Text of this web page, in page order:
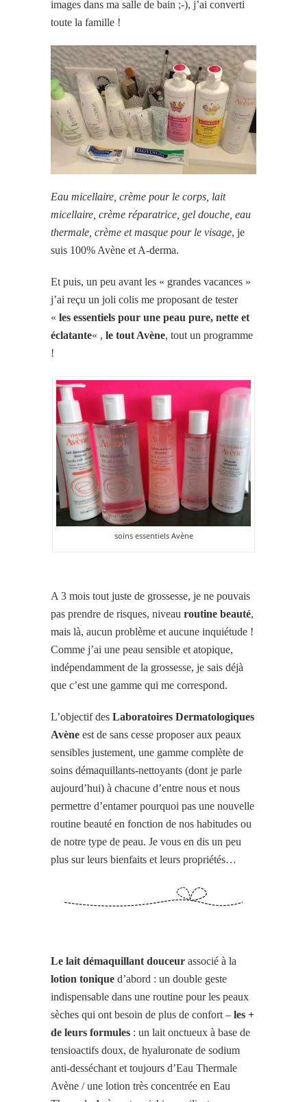
images dans ma salle de bain ;-), j’ai converti
toute la famille !
Eau micellaire, crème pour le corps, lait
micellaire, crème réparatrice, gel douche, eau
thermale, crème et masque pour le visage, je
suis 100% Avène et A-derma.
Et puis, un peu avant les « grandes vacances »
j’ai reçu un joli colis me proposant de tester
« les essentiels pour une peau pure, nette et
éclatante« , le tout Avène, tout un programme
!
soins essentiels Avène
A 3 mois tout juste de grossesse, je ne pouvais
pas prendre de risques, niveau routine beauté,
mais là, aucun problème et aucune inquiétude !
Comme j’ai une peau sensible et atopique,
indépendamment de la grossesse, je sais déjà
que c’est une gamme qui me correspond.
L’objectif des Laboratoires Dermatologiques
Avène est de sans cesse proposer aux peaux
sensibles justement, une gamme complète de
soins démaquillants-nettoyants (dont je parle
aujourd’hui) à chacune d’entre nous et nous
permettre d’entamer pourquoi pas une nouvelle
routine beauté en fonction de nos habitudes ou
de notre type de peau. Je vous en dis un peu
plus sur leurs bienfaits et leurs propriétés…
Le lait démaquillant douceur associé à la
lotion tonique d’abord : un double geste
indispensable dans une routine pour les peaux
sèches qui ont besoin de plus de confort – les +
de leurs formules : un lait onctueux à base de
tensioactifs doux, de hyaluronate de sodium
anti-desséchant et toujours d’Eau Thermale
Avène / une lotion très concentrée en Eau